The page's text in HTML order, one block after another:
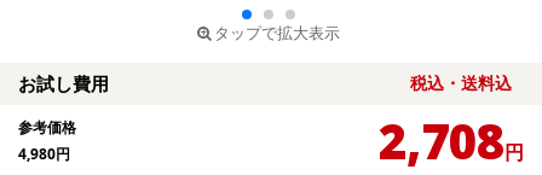
タップで拡大表示
お試し費用 税込・送料込
参考価格
4,980円 2,708円